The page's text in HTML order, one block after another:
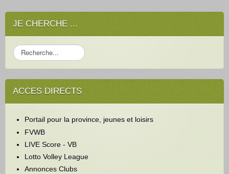
JE CHERCHE ...
R
e
c
h
e
ACCES DIRECTS
Portail pour la province, jeunes et loisirs
FVWB
LIVE Score - VB
Lotto Volley League
Annonces Clubs